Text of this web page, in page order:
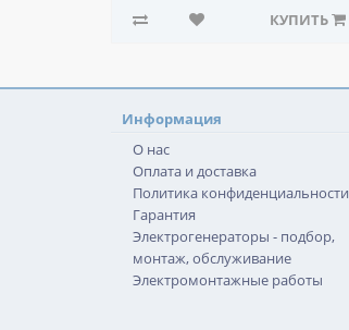
КУПИТЬ
Информация
О нас
Оплата и доставка
Политика конфиденциальности
Гарантия
Электрогенераторы - подбор,
монтаж, обслуживание
Электромонтажные работы